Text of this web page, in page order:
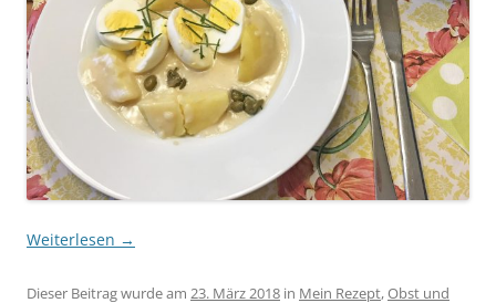
Weiterlesen →
Dieser Beitrag wurde am 23. März 2018 in Mein Rezept,Obst und